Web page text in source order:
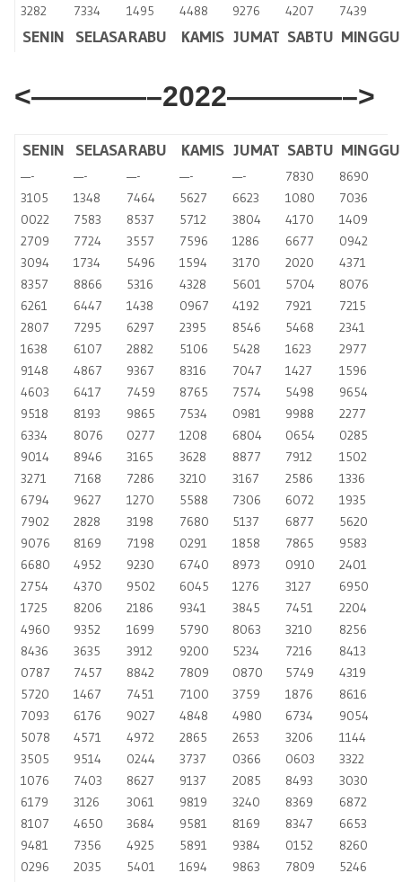
3282
7334 1495 4488 9276 4207 7439
SENIN SELASARABU KAMIS JUMAT SABTU MINGGU
<————–2022————–>
SENIN SELASARABU KAMIS JUMAT SABTU MINGGU
—- —- —- —- —- 7830
8690
3105
1348 7464 5627 6623 1080
7036
0022
7583 8537 5712 3804 4170
1409
2709
7724 3557 7596 1286 6677
0942
3094
1734 5496 1594 3170 2020
4371
8357
8866 5316 4328 5601 5704
8076
6261
6447 1438 0967 4192 7921
7215
2807
7295 6297 2395 8546 5468
2341
1638
6107 2882 5106 5428 1623
2977
9148
4867 9367 8316 7047 1427
1596
4603
6417 7459 8765 7574 5498
9654
9518
8193 9865 7534 0981 9988
2277
6334
8076 0277 1208 6804 0654
0285
9014
8946 3165 3628 8877 7912
1502
3271
7168 7286 3210 3167 2586
1336
6794
9627 1270 5588 7306 6072
1935
7902
2828 3198 7680 5137 6877
5620
9076
8169 7198 0291 1858 7865
9583
6680
4952 9230 6740 8973 0910
2401
2754
4370 9502 6045 1276 3127
6950
1725
8206 2186 9341 3845 7451
2204
4960
9352 1699 5790 8063 3210
8256
8436
3635 3912 9200 5234 7216
8413
0787
7457 8842 7809 0870 5749
4319
5720
1467 7451 7100 3759 1876
8616
7093
6176 9027 4848 4980 6734
9054
5078
4571 4972 2865 2653 3206
1144
3505
9514 0244 3737 0366 0603
3322
1076
7403 8627 9137 2085 8493
3030
6179
3126 3061 9819 3240 8369
6872
8107
4650 3684 9581 8169 8347
6653
9481
7356 4925 5891 9384 0152
8260
0296
2035 5401 1694 9863 7809
5246